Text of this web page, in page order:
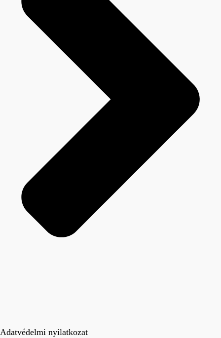
Adatvédelmi nyilatkozat